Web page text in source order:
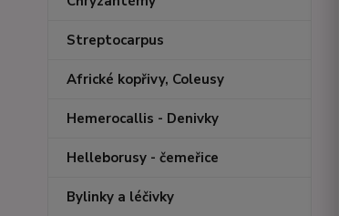
Streptocarpus
Africké kopřivy, Coleusy
Hemerocallis - Denivky
Helleborusy - čemeřice
Bylinky a léčivky